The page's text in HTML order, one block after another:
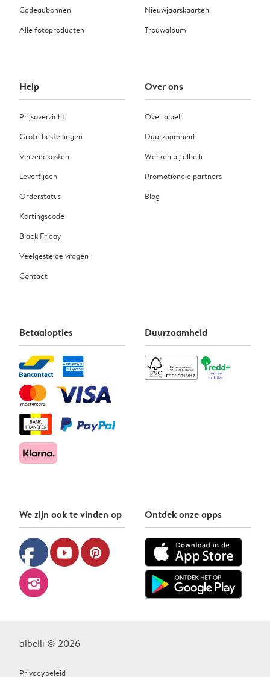
Cadeaubonnen
Alle fotoproducten
Nieuwjaarskaarten
Trouwalbum
Help
Prijsoverzicht
Grote bestellingen
Verzendkosten
Levertijden
Orderstatus
Kortingscode
Black Friday
Veelgestelde vragen
Contact
Over ons
Over albelli
Duurzaamheid
Werken bij albelli
Promotionele partners
Blog
Betaalopties Duurzaamheid
We zijn ook te vinden op
facebook youtube pinterest
instagram
Ontdek onze apps
albelli © 2026
Privacybeleid